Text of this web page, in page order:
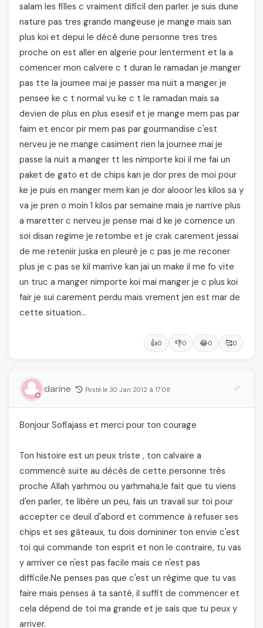
salam les filles c vraiment dificil den parler. je suis dune
nature pas tres grande mangeuse je mange mais san
plus koi et depui le décé dune personne tres tres
proche on est aller en algerie pour lenterment et la a
comencer mon calvere c t duran le ramadan je manger
pas tte la journee mai je passer ma nuit a manger je
pensee ke c t normal vu ke c t le ramadan mais sa
devien de plus en plus esesif et je mange mem pas par
faim et encor pir mem pas par gourmandise c'est
nerveu je ne mange casiment rien la journee mai je
passe la nuit a manger tt les nimporte koi il me fai un
paket de gato et de chips kan je dor pres de moi pour
ke je puis en manger mem kan je dor alooor les kilos sa y
va je pren o moin 1 kilos par semaine mais je narrive plus
a maretter c nerveu je pense mai d ke je comence un
soi disan regime je retombe et je crak carement jessai
de me reteniir juska en pleuré je c pas je me reconer
plus je c pas se kil marrive kan jai un make il me fo vite
un truc a manger nimporte koi mai manger je c plus koi
fair je sui carement perdu mais vrement jen est mar de
cette situation…
👍0 👎0 😂0 🥰0
darine Posté le 30 Jan 2012 à 17:08
Bonjour Sofiajass et merci pour ton courage
Ton histoire est un peux triste , ton calvaire a
commencé suite au décès de cette personne très
proche Allah yarhmou ou yarhmaha,le fait que tu viens
d'en parler, te libère un peu, fais un travail sur toi pour
accepter ce deuil d'abord et commence à refuser ses
chips et ses gâteaux, tu dois domininer ton envie c'est
toi qui commande ton esprit et non le contraire, tu vas
y arrriver ce n'est pas facile mais ce n'est pas
difficile.Ne penses pas que c'est un régime que tu vas
faire mais penses à ta santé, il suffit de commencer et
cela dépend de toi ma grande et je sais que tu peux y
arriver.